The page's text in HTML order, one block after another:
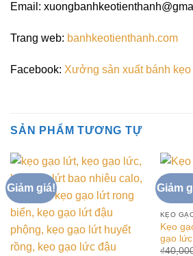
Email:
Trang web: banhkeotienthanh.com
Facebook: Xưởng sản xuất bánh kẹo
SẢN PHẨM TƯƠNG TỰ
Giảm giá! Giảm
KẸO
Kẹo
gạo
₫